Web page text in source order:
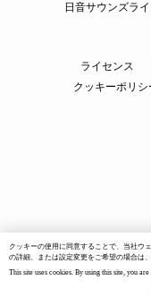
クッキーの使用に同意することで、当社ウ
の詳細、または設定変更をご希望の場合は
This site uses cookies. By using this site, you
日音サウンズラ
ライセンス
クッキーポリシ